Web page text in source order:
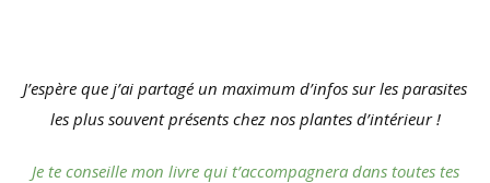
J’espère que j’ai partagé un maximum d’infos sur les parasites
les plus souvent présents chez nos plantes d’intérieur !
Je te conseille mon livre qui t’accompagnera dans toutes tes